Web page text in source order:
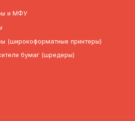
и МФУ
(широкоформатные принтеры)
бумаг (шредеры)